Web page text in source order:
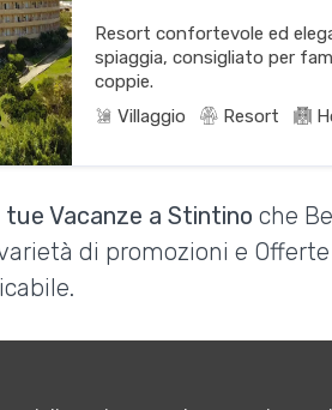
Resort confortevole ed
spiaggia, consigliato per
coppie.
Villaggio
Resort
Vacanze a Stintino che
di promozioni e